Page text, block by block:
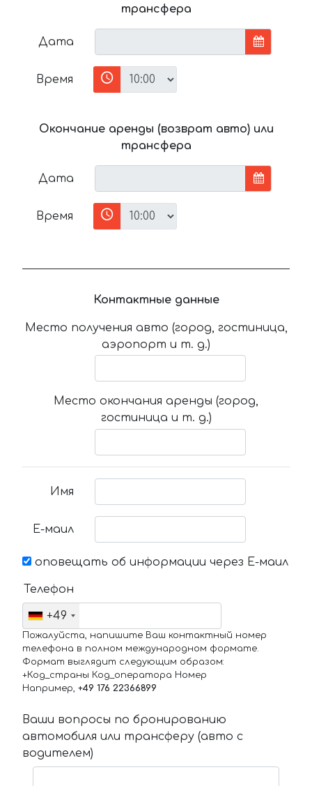
трансфера
Дата
Время
Окончание аренды (возврат авто) или
трансфера
Дата
Время
Контактные данные
Место получения авто (город, гостиница,
аэропорт и т. д.)
Место окончания аренды (город,
гостиница и т. д.)
Имя
Е-маил
оповещать об информации через Е-маил
Телефон
+49
Пожалуйста, напишите Ваш контактный номер
телефона в полном международном формате.
Формат выглядит следующим образом:
+Код_страны Код_оператора Номер
Например, +49 176 22366899
Ваши вопросы по бронированию
автомобиля или трансферу (авто с
водителем)